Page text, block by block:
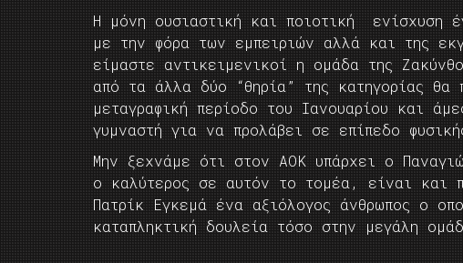
Η μόνη ουσιαστική και ποιοτική ενίσχυση
με την φόρα των εμπειριών αλλά και της
είμαστε αντικειμενικοί η ομάδα της
από τα άλλα δύο “θηρία” της κατηγορίας θα
μεταγραφική περίοδο του Ιανουαρίου και
γυμναστή για να προλάβει σε επίπεδο
Μην ξεχνάμε ότι στον ΑΟΚ υπάρχει ο
ο καλύτερος σε αυτόν το τομέα, είναι και
Πατρίκ Εγκεμά ένα αξιόλογος άνθρωπος ο
καταπληκτική δουλεία τόσο στην μεγάλη